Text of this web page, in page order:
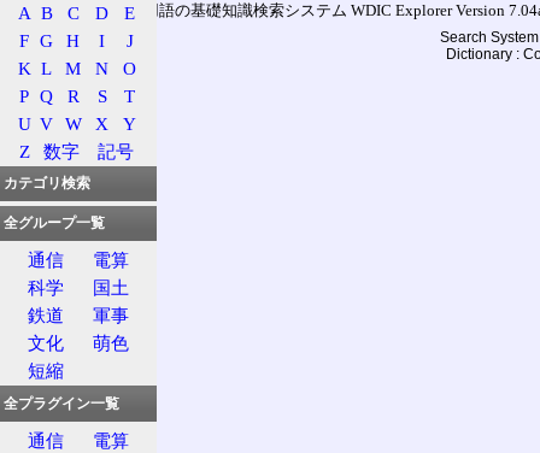
通信用語の基礎知識検索システム WDIC Explorer Version
Search
Dictionary :
A B C D
E
F G H I
J
K L M N
O
P Q R S
T
U V W X
Y
Z
数字 記号
カテゴリ検索
全グループ一覧
通信
電算
科学
国土
鉄道
軍事
文化
萌色
短縮
全プラグイン一覧
通信
電算